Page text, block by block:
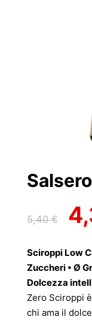
5,40€
Il
Sciroppi Low
Zuccheri • Ø
Dolcezza
Zero Sciroppi
chi ama il